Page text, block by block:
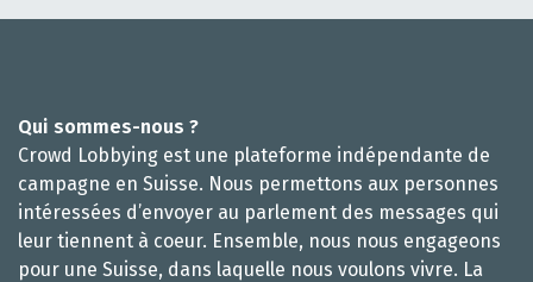
Qui sommes-nous ?
Crowd Lobbying est une plateforme indépendante de
campagne en Suisse. Nous permettons aux personnes
intéressées d’envoyer au parlement des messages qui
leur tiennent à coeur. Ensemble, nous nous engageons
pour une Suisse, dans laquelle nous voulons vivre. La